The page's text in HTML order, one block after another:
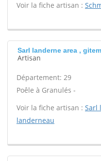
Voir la fiche artisan :
Sarl landerne area ,
Artisan
Département: 29
Poêle à Granulés -
Voir la fiche artisan : Sarl
landerneau